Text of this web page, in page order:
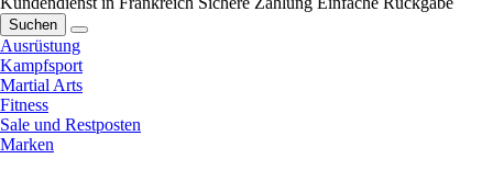
Suchen
Ausrüstung
Kampfsport
Martial Arts
Fitness
Sale und Restposten
Marken